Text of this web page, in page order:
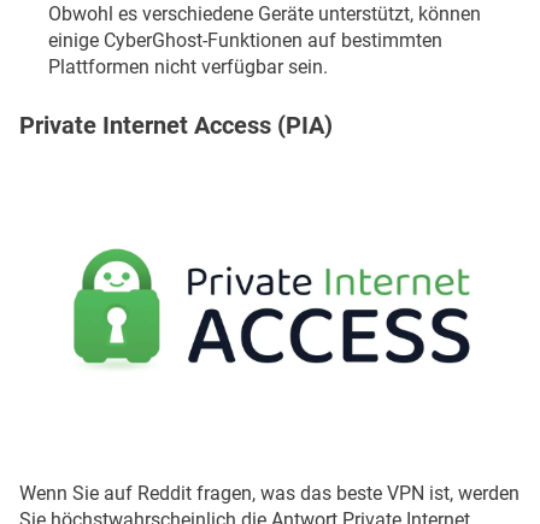
Obwohl es verschiedene Geräte unterstützt, können
einige CyberGhost-Funktionen auf bestimmten
Plattformen nicht verfügbar sein.
Private Internet Access (PIA)
Wenn Sie auf Reddit fragen, was das beste VPN ist, werden